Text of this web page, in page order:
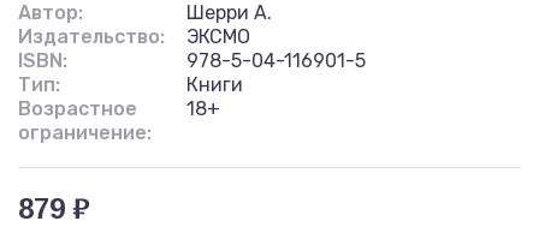
Автор:
Шерри А.
Издательство:
ЭКСМО
ISBN:
978-5-04-116901-5
Тип:
Книги
Возрастное
ограничение:
18+
879 ₽